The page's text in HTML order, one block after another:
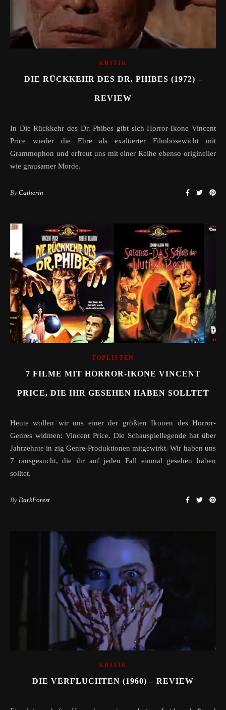
KRITIK
DIE RÜCKKEHR DES DR. PHIBES (1972) –
REVIEW
In Die Rückkehr des Dr. Phibes gibt sich Horror-Ikone Vincent
Price wieder die Ehre als exaltierter Filmbösewicht mit
Grammophon und erfreut uns mit einer Reihe ebenso origineller
wie grausamer Morde.
By Catherin
TOPLISTEN
7 FILME MIT HORROR-IKONE VINCENT
PRICE, DIE IHR GESEHEN HABEN SOLLTET
Heute wollen wir uns einer der größten Ikonen des Horror-
Genres widmen: Vincent Price. Die Schauspiellegende hat über
Jahrzehnte in zig Genre-Produktionen mitgewirkt. Wir haben uns
7 rausgesucht, die ihr auf jeden Fall einmal gesehen haben
solltet.
By DarkForest
KRITIK
DIE VERFLUCHTEN (1960) – REVIEW